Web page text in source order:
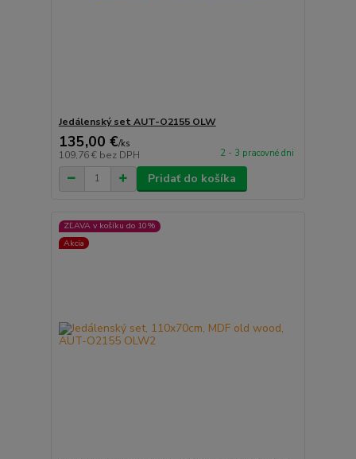
Jedálenský set AUT-O2155 OLW
135,00 €/ks
109,76 € bez DPH 2 - 3 pracovné dni
Pridať do košíka
ZĽAVA v košíku do 10%
Akcia